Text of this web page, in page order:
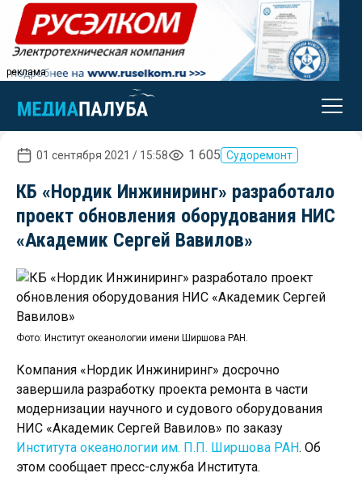
реклама
01 сентября 2021 / 15:58 1 605 Судоремонт
КБ «Нордик Инжиниринг» разработало
проект обновления оборудования НИС
«Академик Сергей Вавилов»
Фото: Институт океанологии имени Ширшова РАН.
Компания «Нордик Инжиниринг» досрочно
завершила разработку проекта ремонта в части
модернизации научного и судового оборудования
НИС «Академик Сергей Вавилов» по заказу
Института океанологии им. П.П. Ширшова РАН. Об
этом сообщает пресс-служба Института.